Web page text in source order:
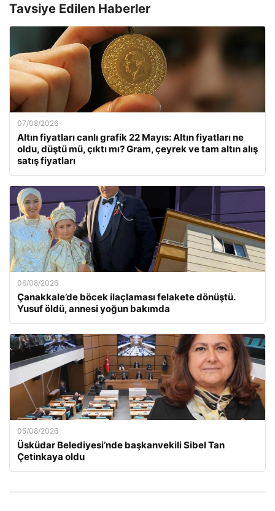
Tavsiye Edilen Haberler
07/08/2026
Altın fiyatları canlı grafik 22 Mayıs: Altın fiyatları ne
oldu, düştü mü, çıktı mı? Gram, çeyrek ve tam altın alış
satış fiyatları
06/08/2026
Çanakkale’de böcek ilaçlaması felakete dönüştü.
Yusuf öldü, annesi yoğun bakımda
05/08/2026
Üsküdar Belediyesi’nde başkanvekili Sibel Tan
Çetinkaya oldu